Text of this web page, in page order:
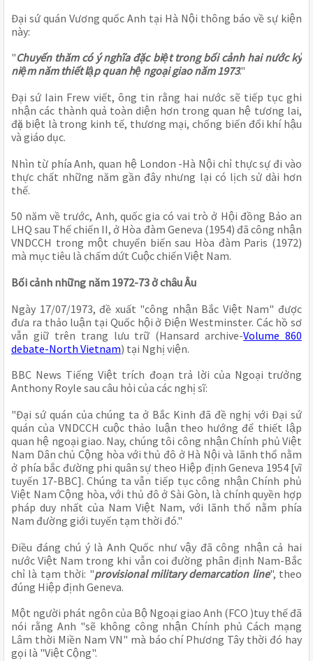
Đại sứ quán Vương quốc Anh tại Hà Nội thông báo về sự kiện
này:
"Chuyến thăm có ý nghĩa đặc biệt trong bối cảnh hai nước kỷ
niệm năm thiết lập quan hệ ngoại giao năm 1973."
Đại sứ Iain Frew viết, ông tin rằng hai nước sẽ tiếp tục ghi
nhận các thành quả toàn diện hơn trong quan hệ tương lai,
đặc biệt là trong kinh tế, thương mại, chống biến đổi khí hậu
và giáo dục.
Nhìn từ phía Anh, quan hệ London -Hà Nội chỉ thực sự đi vào
thực chất những năm gần đây nhưng lại có lịch sử dài hơn
thế.
50 năm về trước, Anh, quốc gia có vai trò ở Hội đồng Bảo an
LHQ sau Thế chiến II, ở Hòa đàm Geneva (1954) đã công nhận
VNDCCH trong một chuyển biến sau Hòa đàm Paris (1972)
mà mục tiêu là chấm dứt Cuộc chiến Việt Nam.
Bối cảnh những năm 1972-73 ở châu Âu
Ngày 17/07/1973, đề xuất "công nhận Bắc Việt Nam" được
đưa ra thảo luận tại Quốc hội ở Điện Westminster. Các hồ sơ
vẫn giữ trên trang lưu trữ (Hansard archive-Volume 860
debate-North Vietnam) tại Nghị viện.
BBC News Tiếng Việt trích đoạn trả lời của Ngoại trưởng
Anthony Royle sau câu hỏi của các nghị sĩ:
"Đại sứ quán của chúng ta ở Bắc Kinh đã đề nghị với Đại sứ
quán của VNDCCH cuộc thảo luận theo hướng để thiết lập
quan hệ ngoại giao. Nay, chúng tôi công nhận Chính phủ Việt
Nam Dân chủ Cộng hòa với thủ đô ở Hà Nội và lãnh thổ nằm
ở phía bắc đường phi quân sự theo Hiệp định Geneva 1954 [vĩ
tuyến 17-BBC]. Chúng ta vẫn tiếp tục công nhận Chính phủ
Việt Nam Cộng hòa, với thủ đô ở Sài Gòn, là chính quyền hợp
pháp duy nhất của Nam Việt Nam, với lãnh thổ nằm phía
Nam đường giới tuyến tạm thời đó."
Điều đáng chú ý là Anh Quốc như vậy đã công nhận cả hai
nước Việt Nam trong khi vẫn coi đường phân định Nam-Bắc
chỉ là tạm thời: "provisional military demarcation line", theo
đúng Hiệp định Geneva.
Một người phát ngôn của Bộ Ngoại giao Anh (FCO )tuy thế đã
nói rằng Anh "sẽ không công nhận Chính phủ Cách mạng
Lâm thời Miền Nam VN" mà báo chí Phương Tây thời đó hay
gọi là "Việt Cộng".